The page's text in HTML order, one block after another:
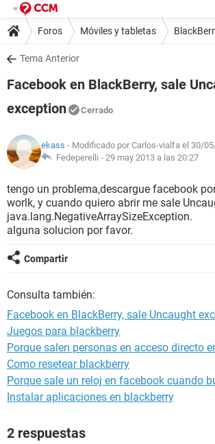
Foros Móviles y tabletas
Tema Anterior
Facebook en BlackBerry, sale
exception
Cerrado
ekass - Modificado por Carlos-vialfa el 30/
Fedeperelli - 29 may 2013 a las 20:27
tengo un problema,descargue facebook
worlk, y cuando quiero abrir me sale
java.lang.NegativeArraySizeException.
alguna solucion por favor.
Compartir
Consulta también:
Facebook en BlackBerry, sale Uncaught
Juegos para blackberry
Porque salen personas en acceso directo
Como resetear blackberry
Porque sale un reloj en facebook cuando
Instalar aplicaciones en blackberry
2 respuestas